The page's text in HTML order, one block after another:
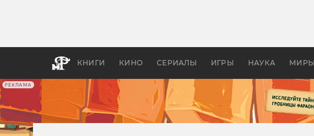
РЕКЛАМА
КНИГИ КИНО СЕРИАЛЫ ИГРЫ НАУКА МИРЫ
апокалипсис, в